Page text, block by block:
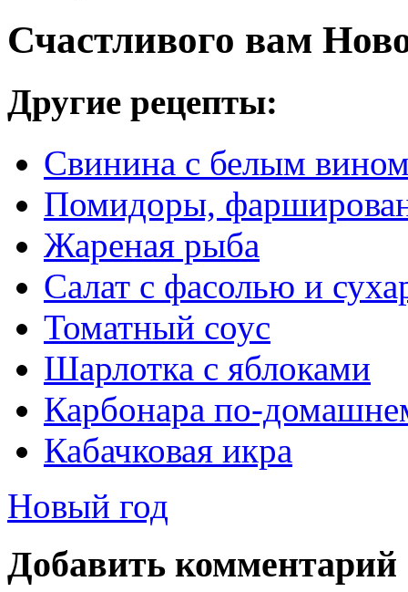
Счастливого вам
Другие рецепты:
Свинина с белым
Помидоры,
Жареная рыба
Салат с фасолью и
Томатный соус
Шарлотка с яблоками
Карбонара по-
Кабачковая икра
Новый год
Добавить комментарий